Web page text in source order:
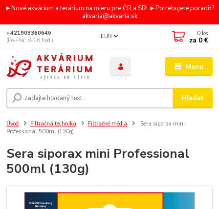
►Nové akvárium a terárium na mieru pre ČR a SR! ►Potrebujete poradiť?
akvaria@akvaria.sk
Menu
EUR
Hľadať
+421903360646
(Po-Pia, 8-16 hod.)
0 ks
za 0 €
Úvod Filtračná technika Filtračné médiá
Sera siporax mini
Professional 500ml (130g)
Sera siporax mini Professional
500ml (130g)